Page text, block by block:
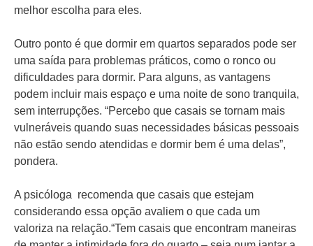
melhor escolha para eles.
Outro ponto é que dormir em quartos separados pode ser
uma saída para problemas práticos, como o ronco ou
dificuldades para dormir. Para alguns, as vantagens
podem incluir mais espaço e uma noite de sono tranquila,
sem interrupções. “Percebo que casais se tornam mais
vulneráveis quando suas necessidades básicas pessoais
não estão sendo atendidas e dormir bem é uma delas”,
pondera.
A psicóloga recomenda que casais que estejam
considerando essa opção avaliem o que cada um
valoriza na relação.“Tem casais que encontram maneiras